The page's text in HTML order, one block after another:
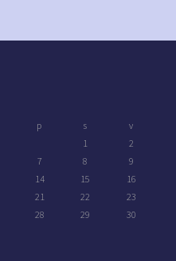
p s
v
1
2
7 8
9
14 15
16
21 22
23
28 29
30